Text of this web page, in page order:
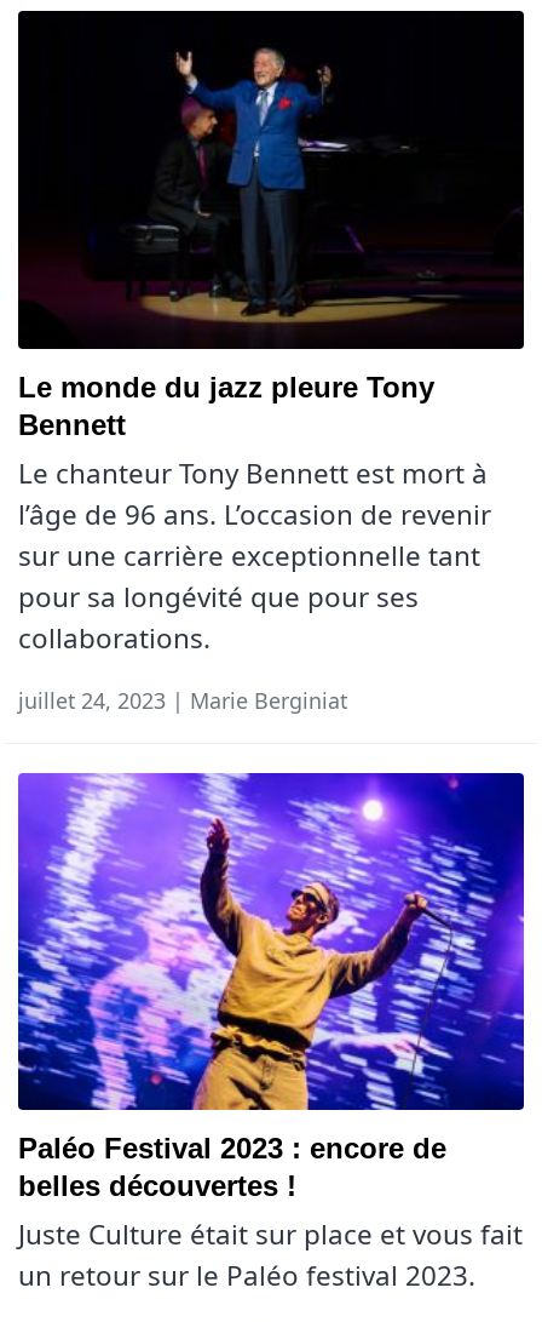
Le monde du jazz pleure Tony
Bennett
Le chanteur Tony Bennett est mort à
l’âge de 96 ans. L’occasion de revenir
sur une carrière exceptionnelle tant
pour sa longévité que pour ses
collaborations.
juillet 24, 2023 | Marie Berginiat
Paléo Festival 2023 : encore de
belles découvertes !
Juste Culture était sur place et vous fait
un retour sur le Paléo festival 2023.